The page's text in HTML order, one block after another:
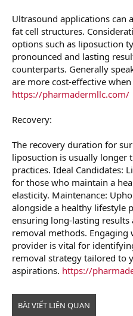
Ultrasound applications can
fat cell structures.
options such as liposuction
pronounced and lasting
counterparts. Generally
are more cost-effective
https://pharmadermllc.com/
Recovery:
The recovery duration for
liposuction is usually longer
practices. Ideal Candidates:
for those who maintain a
elasticity. Maintenance:
alongside a healthy lifestyle
ensuring long-lasting results
removal methods.
provider is vital for
removal strategy tailored to
aspirations. https://
BÀI VIẾT LIÊN QUAN